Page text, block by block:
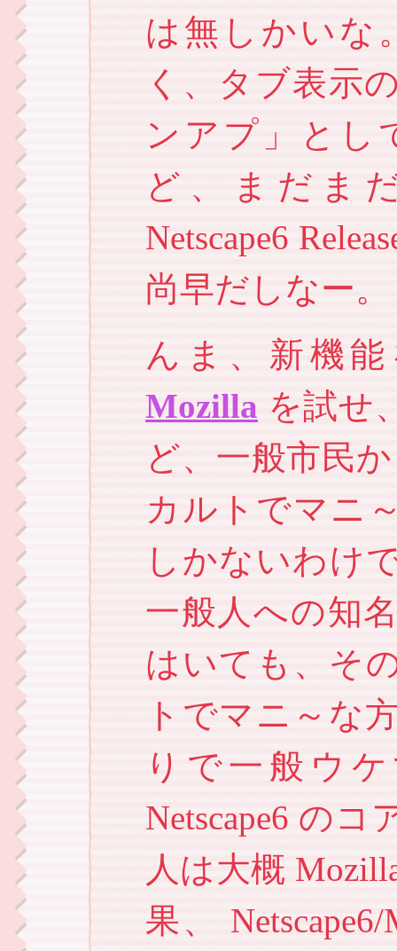
は無しかいな
く、タブ表示
ンアプ」とし
ど、まだま
Netscape6
尚早だしなー。
んま、新機
Mozilla を試せ
ど、一般市民
カルトでマニ
しかないわけ
一般人への知
はいても、そ
トでマニ～な
りで一般ウ
Netscape6 の
人は大概
果、